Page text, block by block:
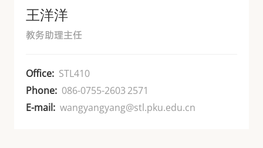
王洋洋
教务助理主任
Office: STL410
Phone: 086-0755-2603 2571
E-mail: wangyangyang@stl.pku.edu.cn